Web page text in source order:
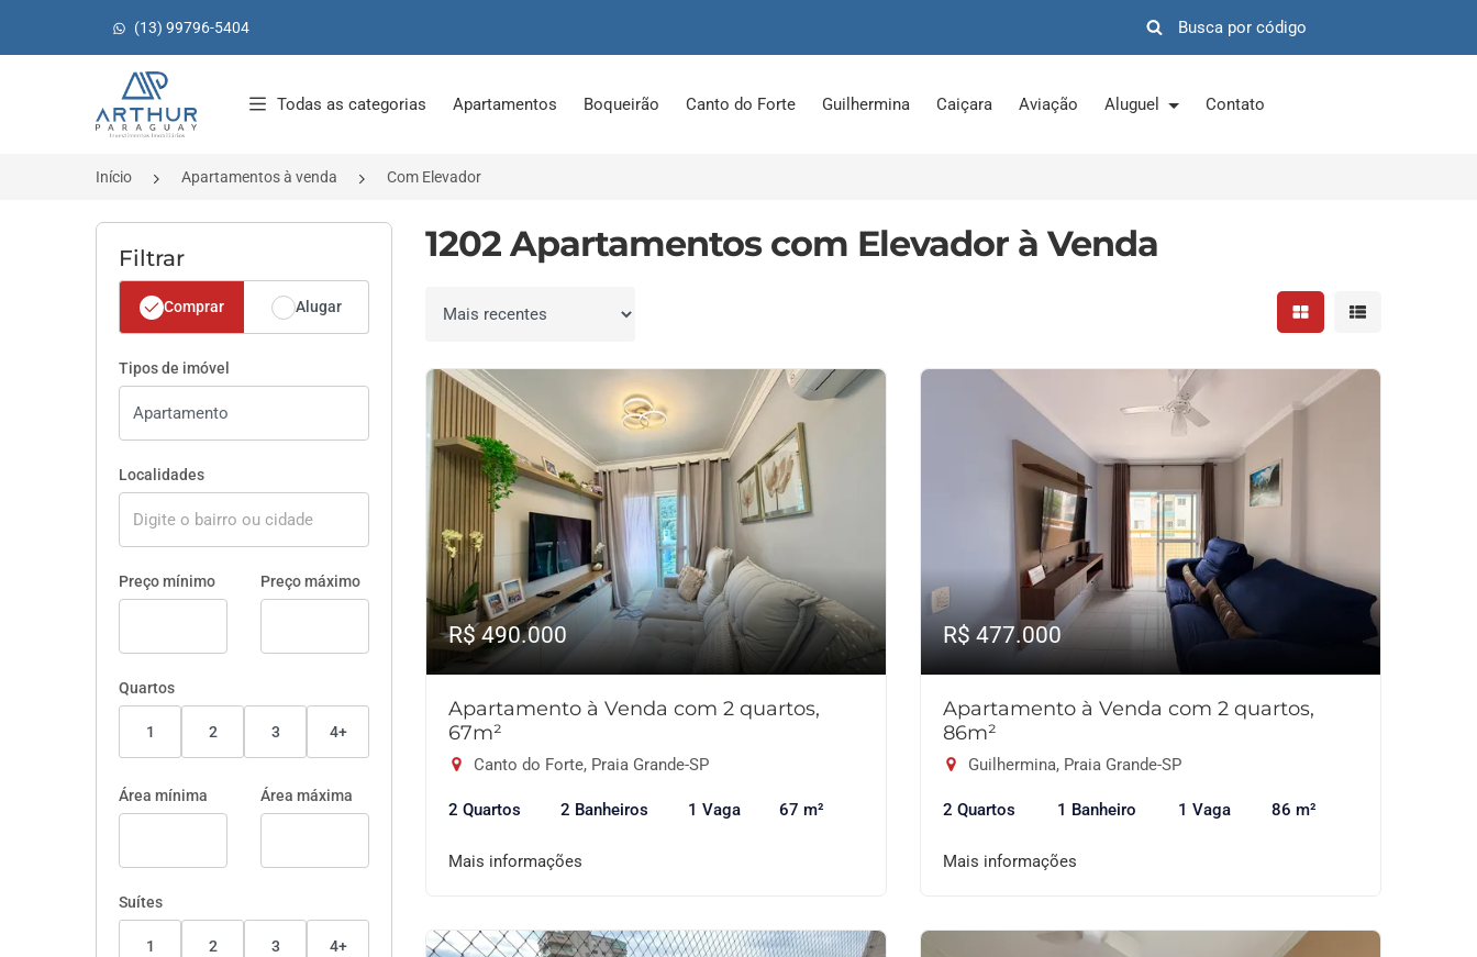
(13) 99796-5404
Página inicial
Todas as categorias Apartamentos Boqueirão Canto do Forte Guilhermina Caiçara Aviação Aluguel Contato
Início Apartamentos à venda Com Elevador
Filtrar
Comprar Alugar
Tipos de imóvel
Localidades
Preço mínimo Preço máximo
Quartos
1 2 3 4+
Área mínima Área máxima
Suítes
1 2 3 4+
1202 Apartamentos com Elevador à Venda
Ordenar por Mostrar resultados em
Mostrar
R$ 490.000
Apartamento à Venda com 2 quartos,
67m²
Canto do Forte, Praia Grande-SP
2 Quartos 2 Banheiros 1 Vaga 67 m²
Mais informações
R$ 477.000
Apartamento à Venda com 2 quartos,
86m²
Guilhermina, Praia Grande-SP
2 Quartos 1 Banheiro 1 Vaga 86 m²
Mais informações